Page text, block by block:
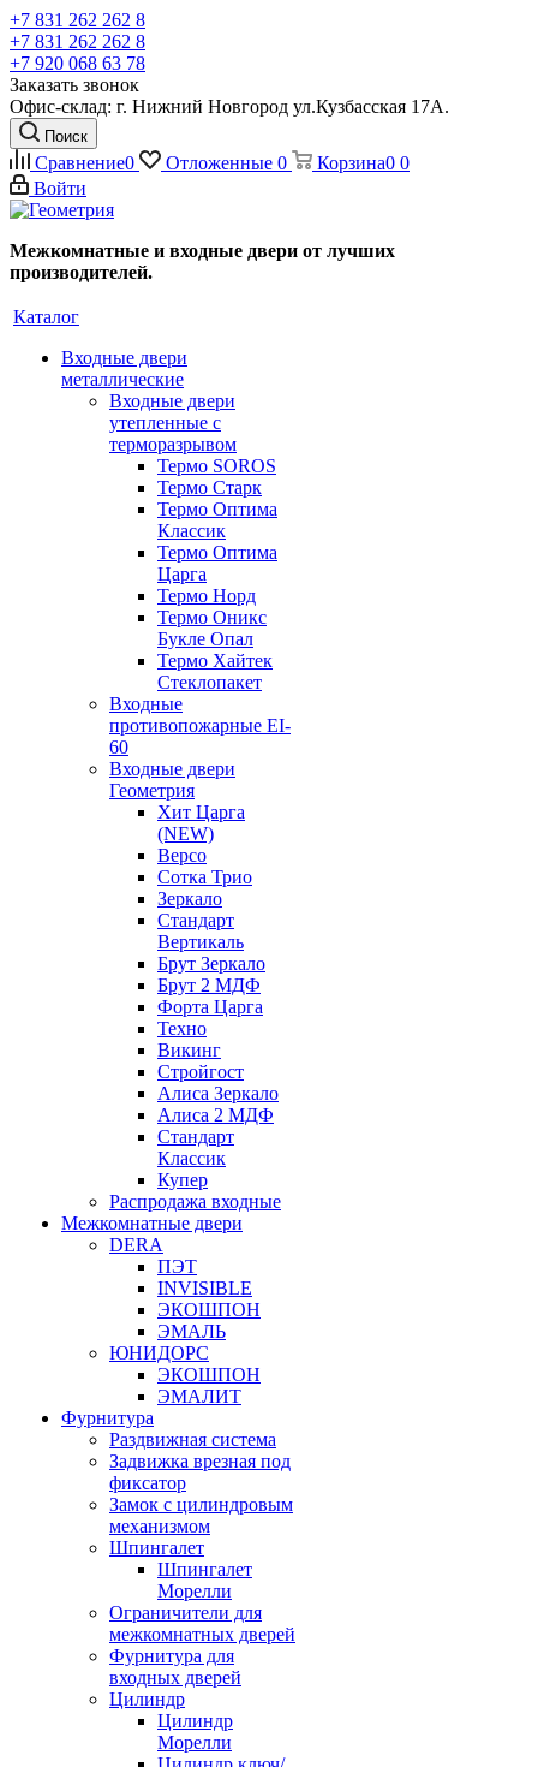
+7 831 262 262 8
+7 831 262 262 8
+7 920 068 63 78
Заказать звонок
Офис-склад: г. Нижний Новгород ул.Кузбасская 17А.
Поиск
Сравнение0 Отложенные 0 Корзина0 0
Войти
Межкомнатные и входные двери от лучших
производителей.
Каталог
Входные двери
металлические
Входные двери
утепленные с
терморазрывом
Термо SOROS
Термо Старк
Термо Оптима
Классик
Термо Оптима
Царга
Термо Норд
Термо Оникс
Букле Опал
Термо Хайтек
Стеклопакет
Входные
противопожарные EI-
60
Входные двери
Геометрия
Хит Царга
(NEW)
Версо
Сотка Трио
Зеркало
Стандарт
Вертикаль
Брут Зеркало
Брут 2 МДФ
Форта Царга
Техно
Викинг
Стройгост
Алиса Зеркало
Алиса 2 МДФ
Стандарт
Классик
Купер
Распродажа входные
Межкомнатные двери
DERA
ПЭТ
INVISIBLE
ЭКОШПОН
ЭМАЛЬ
ЮНИДОРС
ЭКОШПОН
ЭМАЛИТ
Фурнитура
Раздвижная система
Задвижка врезная под
фиксатор
Замок с цилиндровым
механизмом
Шпингалет
Шпингалет
Морелли
Ограничители для
межкомнатных дверей
Фурнитура для
входных дверей
Цилиндр
Цилиндр
Морелли